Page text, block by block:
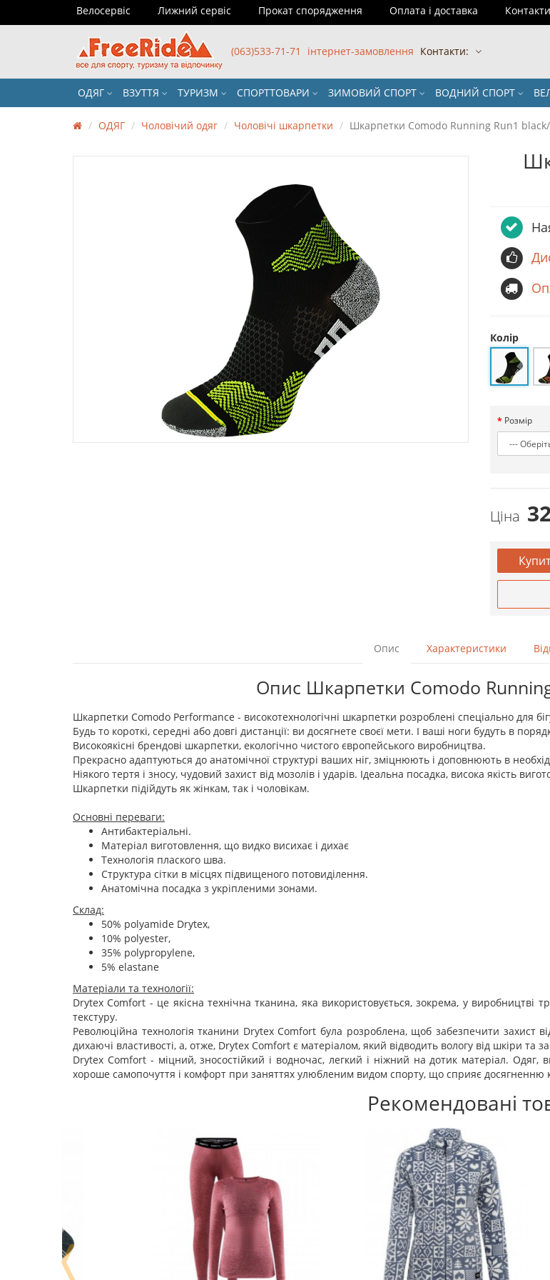
Велосервіс Лижний сервіс Прокат спорядження Оплата і доставка Контакти
(063)533-71-71 інтернет-замовлення Контакти:
ОДЯГ ВЗУТТЯ ТУРИЗМ СПОРТТОВАРИ ЗИМОВИЙ СПОРТ ВОДНИЙ СПОРТ
ОДЯГ Чоловічий одяг Чоловічі шкарпетки Шкарпетки Comodo Running Run1
Колір
Розмір
Ціна
Опис Характеристики
Опис Шкарпетки Comodo
Шкарпетки Comodo Performance - високотехнологічні шкарпетки розроблені спеціально для
Будь то короткі, середні або довгі дистанції: ви досягнете своєї мети. І ваші ноги будуть в
Високоякісні брендові шкарпетки, екологічно чистого європейського виробництва.
Прекрасно адаптуються до анатомічної структурі ваших ніг, зміцнюють і доповнюють в
Ніякого тертя і зносу, чудовий захист від мозолів і ударів. Ідеальна посадка, висока якість
Шкарпетки підійдуть як жінкам, так і чоловікам.
Основні переваги:
Антибактеріальні.
Матеріал виготовлення, що видко висихає і дихає
Технологія плаского шва.
Структура сітки в місцях підвищеного потовиділення.
Анатомічна посадка з укріпленими зонами.
Склад:
50% polyamide Drytex,
10% polyester,
35% polypropylene,
5% elastane
Матеріали та технології:
Drytex Comfort - це якісна технічна тканина, яка використовується, зокрема, у виробництві
текстуру.
Революційна технологія тканини Drytex Comfort була розроблена, щоб забезпечити захист
дихаючі властивості, а, отже, Drytex Comfort є матеріалом, який відводить вологу від шкіри та
Drytex Comfort - міцний, зносостійкий і водночас, легкий і ніжний на дотик матеріал.
хороше самопочуття і комфорт при заняттях улюбленим видом спорту, що сприяє досягненню
Рекомендовані
❬